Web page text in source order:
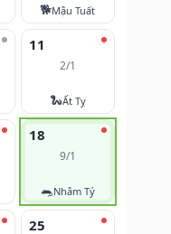
🐕Mậu Tuất
11
2/1
🐍Ất Tỵ
18
9/1
🐀Nhâm Tý
25